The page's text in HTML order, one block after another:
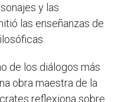
y las
las enseñanzas de
de los diálogos más
obra maestra de la
reflexiona sobre